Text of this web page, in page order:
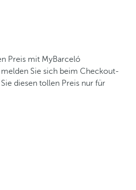
Preis mit MyBarceló
Sie sich beim Checkout-
diesen tollen Preis nur für